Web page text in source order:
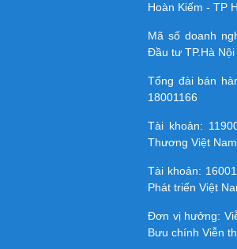
Hoàn Kiếm - TP
Mã số doanh
Đầu tư TP.Hà
Tổng đài bán
18001166
Tài khoản:
Thương Việt
Tài khoản:
Phát triển Việt
Đơn vị hưởng:
Bưu chính Viễn